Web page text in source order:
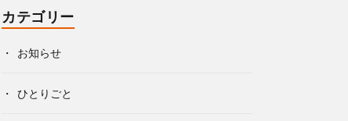
カテゴリー
お知らせ
ひとりごと